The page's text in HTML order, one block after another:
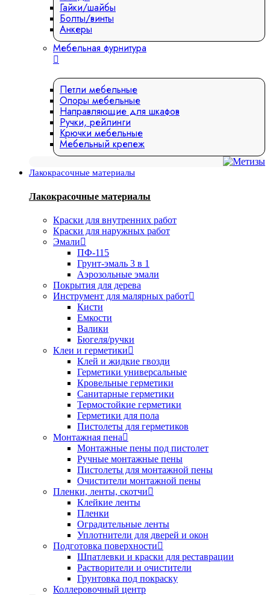
Гайки/шайбы
Болты/винты
Анкеры
Мебельная фурнитура
Петли мебельные
Опоры мебельные
Направляющие для шкафов
Ручки, рейлинги
Крючки мебельные
Мебельный крепеж
Лакокрасочные материалы
Лакокрасочные материалы
Краски для внутренних работ
Краски для наружных работ
Эмали
ПФ-115
Грунт-эмаль 3 в 1
Аэрозольные эмали
Покрытия для дерева
Инструмент для малярных работ
Кисти
Емкости
Валики
Бюгеля/ручки
Клеи и герметики
Клей и жидкие гвозди
Герметики универсальные
Кровельные герметики
Санитарные герметики
Термостойкие герметики
Герметики для пола
Пистолеты для герметиков
Монтажная пена
Монтажные пены под пистолет
Ручные монтажные пены
Пистолеты для монтажной пены
Очистители монтажной пены
Пленки, ленты, скотчи
Клейкие ленты
Пленки
Оградительные ленты
Уплотнители для дверей и окон
Подготовка поверхности
Шпатлевки и краски для реставрации
Растворители и очистители
Грунтовка под покраску
Коллеровочный центр